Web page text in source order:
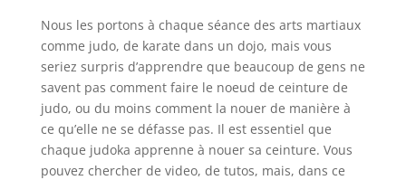
Nous les portons à chaque séance des arts martiaux
comme judo, de karate dans un dojo, mais vous
seriez surpris d’apprendre que beaucoup de gens ne
savent pas comment faire le noeud de ceinture de
judo, ou du moins comment la nouer de manière à
ce qu’elle ne se défasse pas. Il est essentiel que
chaque judoka apprenne à nouer sa ceinture. Vous
pouvez chercher de video, de tutos, mais, dans ce